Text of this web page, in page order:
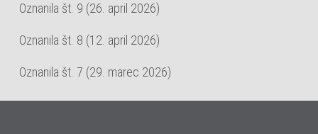
Oznanila št. 9 (26. april 2026)
Oznanila št. 8 (12. april 2026)
Oznanila št. 7 (29. marec 2026)